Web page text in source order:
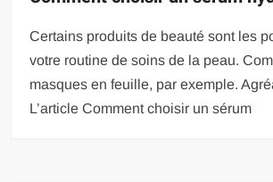
Certains produits de beauté sont les
votre routine de soins de la peau.
masques en feuille, par exemple.
L’article Comment choisir un sérum